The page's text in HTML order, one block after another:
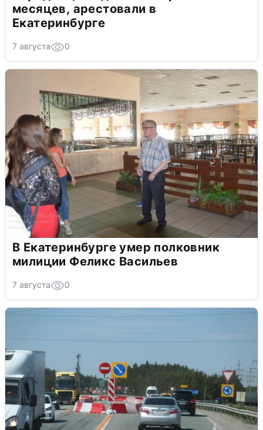
месяцев, арестовали в
Екатеринбурге
7 августа 0
В Екатеринбурге умер полковник
милиции Феликс Васильев
7 августа 0